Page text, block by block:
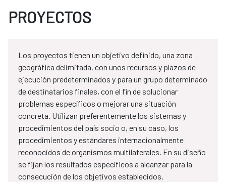
PROYECTOS
Los proyectos tienen un objetivo definido, una zona
geográfica delimitada, con unos recursos y plazos de
ejecución predeterminados y para un grupo determinado
de destinatarios finales, con el fin de solucionar
problemas específicos o mejorar una situación
concreta. Utilizan preferentemente los sistemas y
procedimientos del país socio o, en su caso, los
procedimientos y estándares internacionalmente
reconocidos de organismos multilaterales. En su diseño
se fijan los resultados específicos a alcanzar para la
consecución de los objetivos establecidos.